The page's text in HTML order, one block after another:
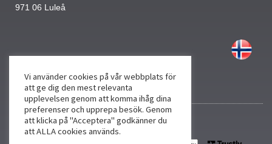
971 06 Luleå
Vi använder cookies på vår webbplats för
att ge dig den mest relevanta
upplevelsen genom att komma ihåg dina
preferenser och upprepa besök. Genom
att klicka på "Acceptera" godkänner du
att ALLA cookies används.